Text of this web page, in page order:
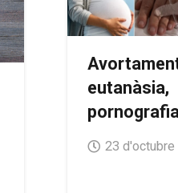
eutanàsia,
23